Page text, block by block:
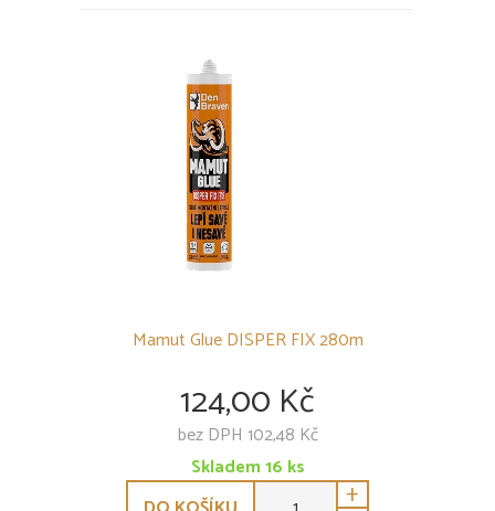
Mamut Glue DISPER FIX 280m
124,00 Kč
bez DPH 102,48 Kč
Skladem16 ks
+